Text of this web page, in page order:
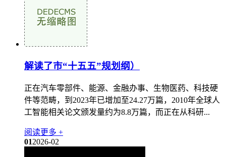
解读了市“十五五”规划纲）
正在汽车零部件、能源、金融办事、生物医药、科技硬
件等范畴，到2023年已增加至24.27万篇，2010年全球人
工智能相关论文颁发量约为8.8万篇，而正在从科研...
阅读更多 +
012026-02